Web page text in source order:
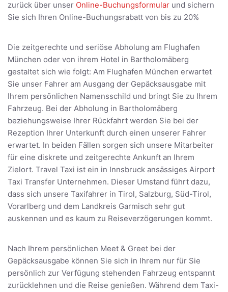
zurück über unser Online-Buchungsformular und sichern
Sie sich Ihren Online-Buchungsrabatt von bis zu 20%
Die zeitgerechte und seriöse Abholung am Flughafen
München oder von ihrem Hotel in Bartholomäberg
gestaltet sich wie folgt: Am Flughafen München erwartet
Sie unser Fahrer am Ausgang der Gepäcksausgabe mit
Ihrem persönlichen Namensschild und bringt Sie zu Ihrem
Fahrzeug. Bei der Abholung in Bartholomäberg
beziehungsweise Ihrer Rückfahrt werden Sie bei der
Rezeption Ihrer Unterkunft durch einen unserer Fahrer
erwartet. In beiden Fällen sorgen sich unsere Mitarbeiter
für eine diskrete und zeitgerechte Ankunft an Ihrem
Zielort. Travel Taxi ist ein in Innsbruck ansässiges Airport
Taxi Transfer Unternehmen. Dieser Umstand führt dazu,
dass sich unsere Taxifahrer in Tirol, Salzburg, Süd-Tirol,
Vorarlberg und dem Landkreis Garmisch sehr gut
auskennen und es kaum zu Reiseverzögerungen kommt.
Nach Ihrem persönlichen Meet & Greet bei der
Gepäcksausgabe können Sie sich in Ihrem nur für Sie
persönlich zur Verfügung stehenden Fahrzeug entspannt
zurücklehnen und die Reise genießen. Während dem Taxi-